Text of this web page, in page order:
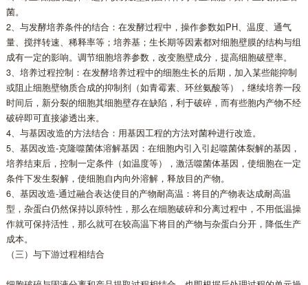
菌。
2、与发酵培养条件的结合：在发酵过程中，操作参数如PH、温度、通气
量、搅拌转速、稀释率等；培养基；生长期等因素都对细胞壁膜的结构与组
成有一定的影响。调节细胞培养参数，改变胞壁成分，提高细胞破壁率。
3、培养过程控制：在发酵培养过程中的细胞生长的后期，加入某些能抑制
或阻止细胞壁物质合成的抑制剂（如青霉素、环丝氨酸等），继续培养一段
时间后，新分裂的细胞其细胞壁存在缺陷，利于破碎，而有些胞内产物不经
破碎即可直接渗透出来。
4、与基因改造的方法结合：用基因工程的方法对菌种进行改造。
5、基因改造-克隆噬菌体溶解基因：在细胞内引入引起噬菌体裂解的基因，
培养结束后，控制一定条件（如温度等），激活噬菌体基因，使细胞在一定
条件下发生裂解，使细胞自内向外溶解，释放目的产物。
6、基因改造-通过融合表达使目的产物耐高温：将目的产物表达成耐高温
型，杂蛋白仍然保持以原特性，那么在细胞破碎和分离过程中，不用低温操
作就可保持活性，那么就可在较高温下将目的产物与杂蛋白分开，降低生产
成本。
（三）与下游过程相结合